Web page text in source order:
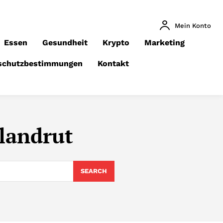
Mein Konto
Essen Gesundheit Krypto Marketing
Kontakt
SEARCH